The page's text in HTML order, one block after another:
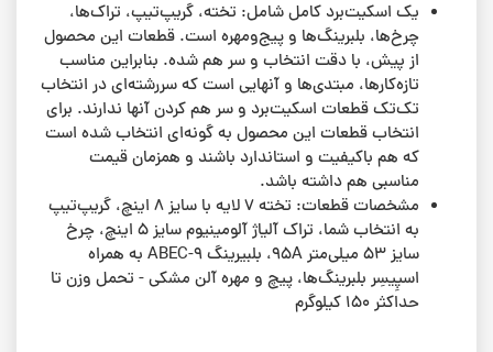
یک اسکیت‌برد کامل شامل: تخته، گریپ‌تیپ، تراک‌ها،
چرخ‌ها، بلبرینگ‌ها و پیج‌ومهره است. قطعات این محصول
از پیش، با دقت انتخاب و سر هم شده. بنابراین مناسب
تازه‌کارها، مبتدی‌ها و آنهایی است که سررشته‌ای در انتخاب
تک‌تک قطعات اسکیت‌برد و سر هم کردن آنها ندارند. برای
انتخاب قطعات این محصول به گونه‌ای انتخاب شده است
که هم باکیفیت و استاندارد باشند و همزمان قیمت
مناسبی هم داشته باشد.
مشخصات قطعات: تخته ۷ لایه با سایز ۸ اینچ، گریپ‌تیپ
به انتخاب شما، تراک‌ آلیاژ آلومینیوم سایز ۵ اینچ، چرخ‌‌
سایز ۵۳ میلی‌متر 95A، بلبیرینگ ABEC-9 به همراه
اسپِیسِر بلبرینگ‌ها، پیچ و مهره آلن مشکی - تحمل وزن تا
حداکثر ۱۵۰ کیلوگرم